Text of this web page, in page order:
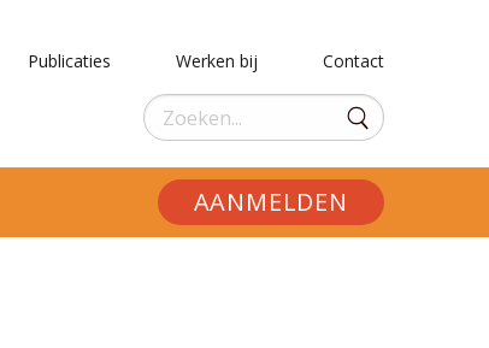
Publicaties Werken bij Contact
AANMELDEN